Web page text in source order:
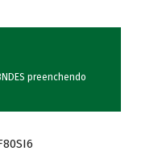
preenchendo